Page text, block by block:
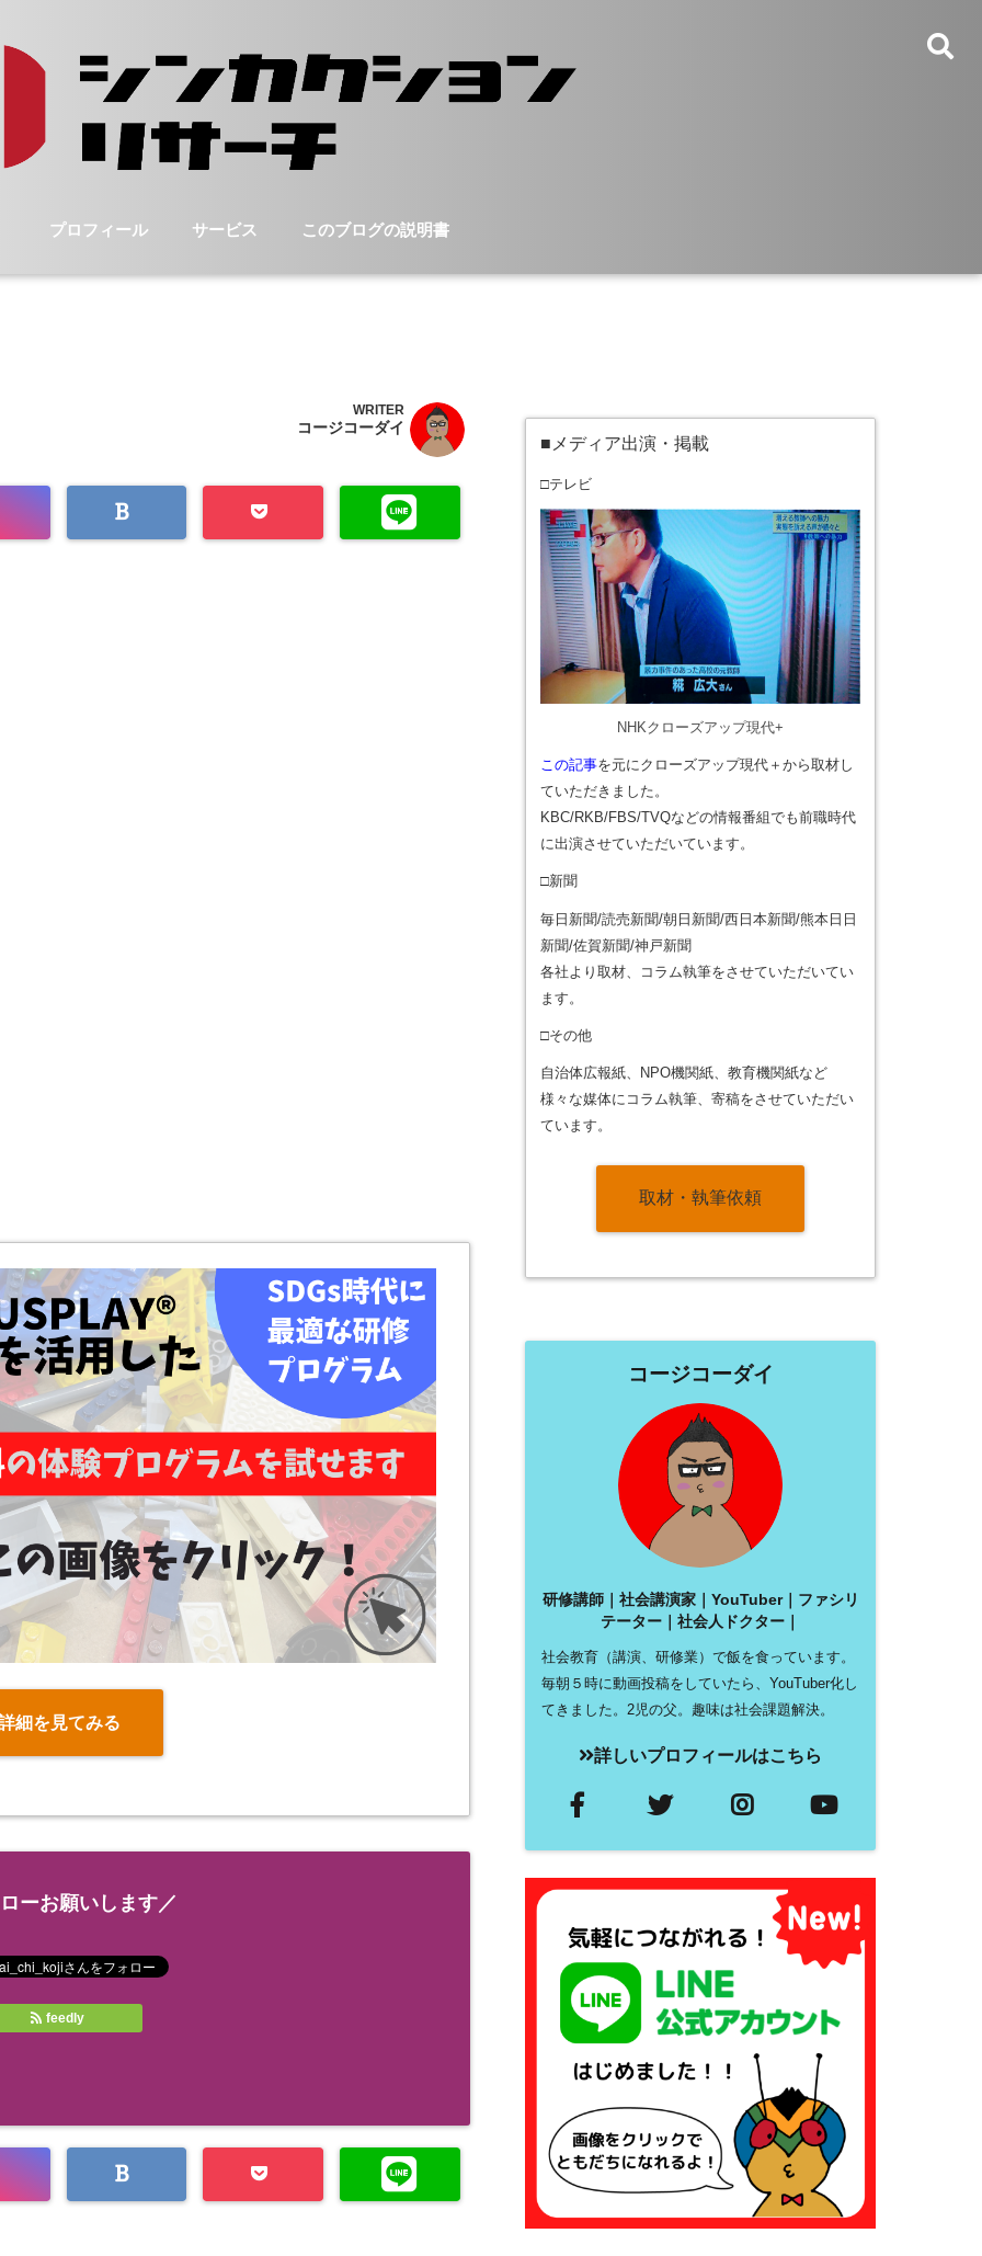
プロフィール サービス このブログの説明書
WRITER
コージコーダイ
細を見てみる
ーお願いします／
feedly
■メディア出演・掲載
□テレビ
NHKクローズアップ現代+
この記事を元にクローズアップ現代＋から取材し
ていただきました。
KBC/RKB/FBS/TVQなどの情報番組でも前職時代
に出演させていただいています。
□新聞
毎日新聞/読売新聞/朝日新聞/西日本新聞/熊本日日
新聞/佐賀新聞/神戸新聞
各社より取材、コラム執筆をさせていただいてい
ます。
□その他
自治体広報紙、NPO機関紙、教育機関紙など
様々な媒体にコラム執筆、寄稿をさせていただい
ています。
取材・執筆依頼
コージコーダイ
研修講師｜社会講演家｜YouTuber｜ファシリ
テーター｜社会人ドクター｜
社会教育（講演、研修業）で飯を食っています。
毎朝５時に動画投稿をしていたら、YouTuber化し
てきました。2児の父。趣味は社会課題解決。
詳しいプロフィールはこちら